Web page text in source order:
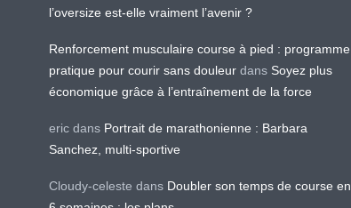
l’oversize est-elle vraiment l’avenir ?
Renforcement musculaire course à pied : programme
pratique pour courir sans douleur dans Soyez plus
économique grâce à l’entraînement de la force
eric dans Portrait de marathonienne : Barbara
Sanchez, multi-sportive
Cloudy-celeste dans Doubler son temps de course en